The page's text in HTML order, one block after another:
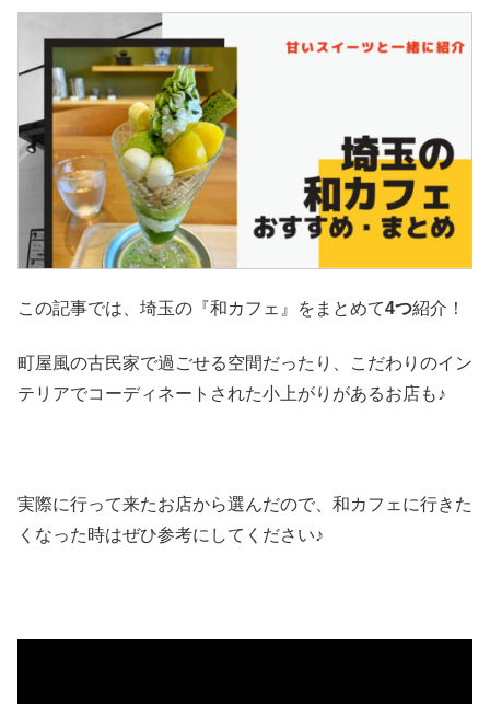
この記事では、埼玉の『和カフェ』をまとめて4つ紹介！
町屋風の古民家で過ごせる空間だったり、こだわりのイン
テリアでコーディネートされた小上がりがあるお店も♪
実際に行って来たお店から選んだので、和カフェに行きた
くなった時はぜひ参考にしてください♪